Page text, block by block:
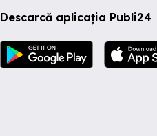
Descarcă aplicația Publi24